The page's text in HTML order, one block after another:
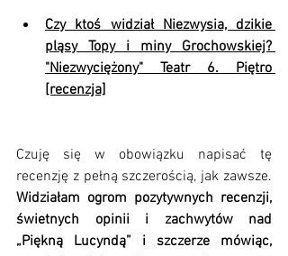
Czy ktoś widział Niezwysia, dzikie
pląsy Topy i miny Grochowskiej?
"Niezwyciężony" Teatr 6. Piętro
[recenzja]
Czuję się w obowiązku napisać tę
Widziałam ogrom pozytywnych recenzji,
świetnych opinii i zachwytów nad
„Piękną Lucyndą” i szczerze mówiąc,